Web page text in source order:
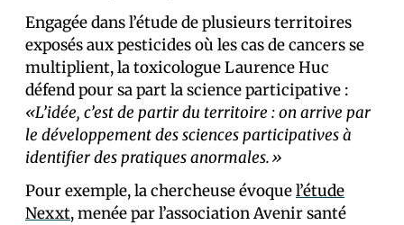
Engagée dans l’étude de plusieurs territoires
exposés aux pesticides où les cas de cancers se
multiplient, la toxicologue Laurence Huc
défend pour sa part la science participative :
«L’idée, c’est de partir du territoire : on arrive par
le développement des sciences participatives à
identifier des pratiques anormales.»
Pour exemple, la chercheuse évoquel’étude
Nexxt, menée par l’association Avenir santé